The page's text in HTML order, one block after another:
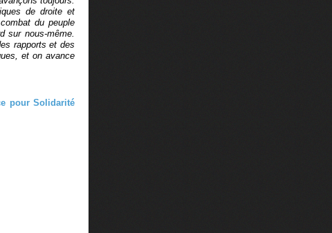
de droite et
du peuple
sur nous-même.
rapports et des
et on avance
pour Solidarité